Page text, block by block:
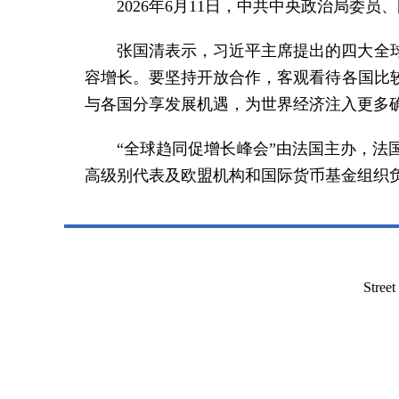
2026年6月11日，中共中央政治局委员
张国清表示，习近平主席提出的四大
容增长。要坚持开放合作，客观看待各国
与各国分享发展机遇，为世界经济注入更多
“全球趋同促增长峰会”由法国主办，
高级别代表及欧盟机构和国际货币基金组织